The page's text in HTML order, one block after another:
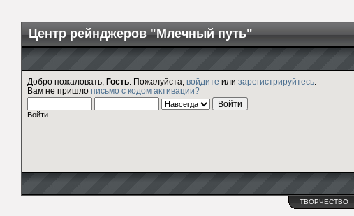
Центр рейнджеров "Млечный путь"
Добро пожаловать, Гость . Пожалуйста, войдите или зарегистрируйтесь
Вам не пришло письмо с кодом активации?
Войти
ТВОРЧЕСТВО